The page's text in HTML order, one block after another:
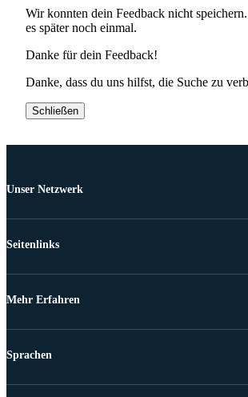
Wir konnten dein Feedback nicht
es später noch einmal.
Danke für dein Feedback!
Danke, dass du uns hilfst, die Suche zu
Schließen
Unser Netzwerk
Seitenlinks
Mehr Erfahren
Sprachen